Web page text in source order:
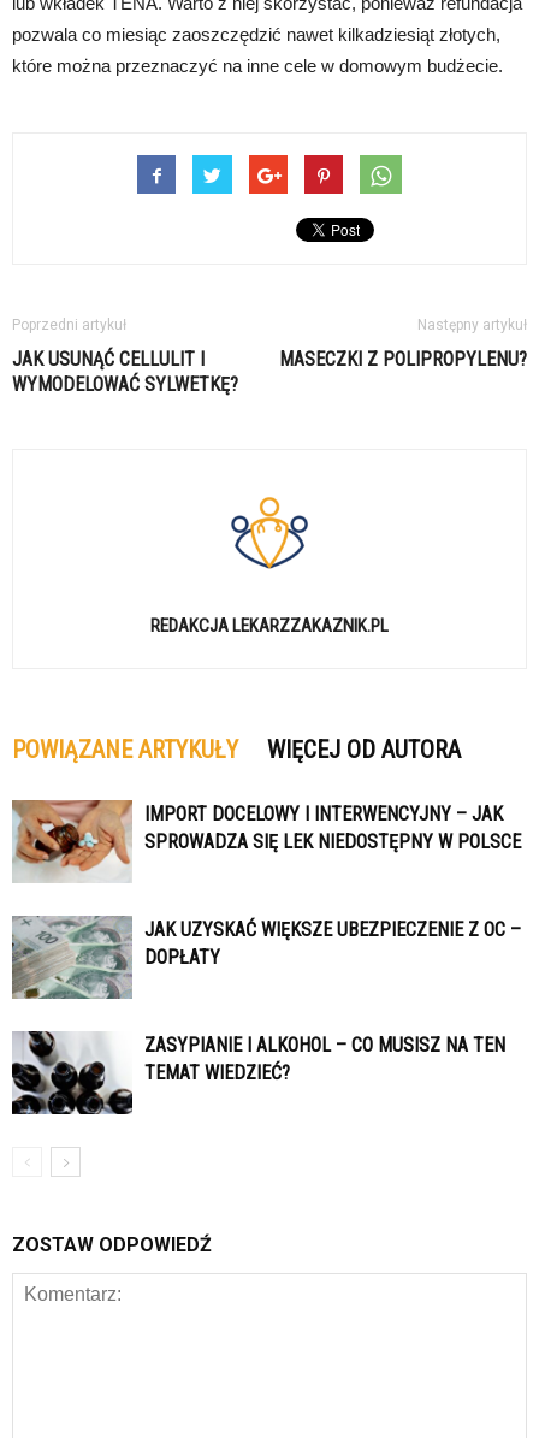
pozwala co miesiąc zaoszczędzić nawet kilkadziesiąt złotych,
które można przeznaczyć na inne cele w domowym budżecie.
Poprzedni artykuł
JAK USUNĄĆ CELLULIT I
WYMODELOWAĆ SYLWETKĘ?
Następny artykuł
MASECZKI Z POLIPROPYLENU?
REDAKCJA LEKARZZAKAZNIK.PL
POWIĄZANE ARTYKUŁY WIĘCEJ OD AUTORA
IMPORT DOCELOWY I INTERWENCYJNY – JAK
SPROWADZA SIĘ LEK NIEDOSTĘPNY W POLSCE
JAK UZYSKAĆ WIĘKSZE UBEZPIECZENIE Z OC –
DOPŁATY
ZASYPIANIE I ALKOHOL – CO MUSISZ NA TEN
TEMAT WIEDZIEĆ?
ZOSTAW ODPOWIEDŹ